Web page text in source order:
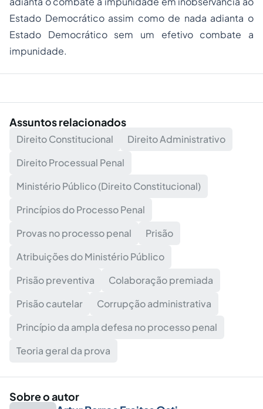
Estado Democrático assim como de nada adianta o
Estado Democrático sem um efetivo combate a
impunidade.
Assuntos relacionados
Direito Constitucional
Direito Administrativo
Direito Processual Penal
Ministério Público (Direito Constitucional)
Princípios do Processo Penal
Provas no processo penal
Prisão
Atribuições do Ministério Público
Prisão preventiva
Colaboração premiada
Prisão cautelar
Corrupção administrativa
Princípio da ampla defesa no processo penal
Teoria geral da prova
Sobre o autor